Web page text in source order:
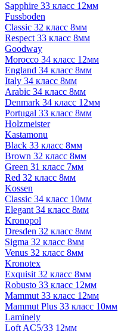
Sapphire 33 класс 12мм
Fussboden
Classic 32 класс 8мм
Respect 33 класс 8мм
Goodway
Morocco 34 класс 12мм
England 34 класс 8мм
Italy 34 класс 8мм
Arabic 34 класс 8мм
Denmark 34 класс 12мм
Portugal 33 класс 8мм
Holzmeister
Kastamonu
Black 33 класс 8мм
Brown 32 класс 8мм
Green 31 класс 7мм
Red 32 класс 8мм
Kossen
Classic 34 класс 10мм
Elegant 34 класс 8мм
Kronopol
Dresden 32 класс 8мм
Sigma 32 класс 8мм
Venus 32 класс 8мм
Kronotex
Exquisit 32 класс 8мм
Robusto 33 класс 12мм
Mammut 33 класс 12мм
Mammut Plus 33 класс 10мм
Laminely
Loft AC5/33 12мм